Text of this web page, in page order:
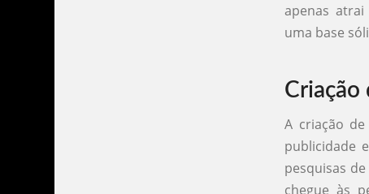
apenas
uma base
Criação
A criação
publicidade
pesquisas
chegue às